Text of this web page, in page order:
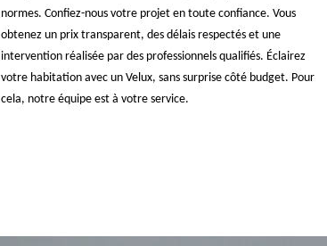
normes. Confiez-nous votre projet en toute confiance. Vous
obtenez un prix transparent, des délais respectés et une
intervention réalisée par des professionnels qualifiés. Éclairez
votre habitation avec un Velux, sans surprise côté budget. Pour
cela, notre équipe est à votre service.